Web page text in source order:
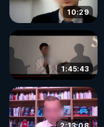
10:29
1:45:43